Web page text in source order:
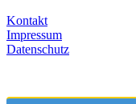
Kontakt
Impressum
Datenschutz